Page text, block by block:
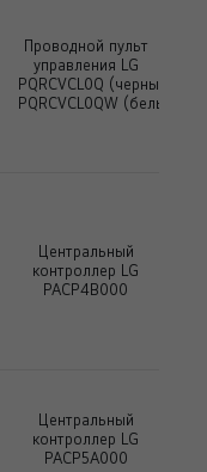
Проводной пульт
управления LG
PQRCVCL0Q (черный)
PQRCVCL0QW (белый)
Центральный
контроллер LG
PACP4B000
Центральный
контроллер LG
PACP5A000